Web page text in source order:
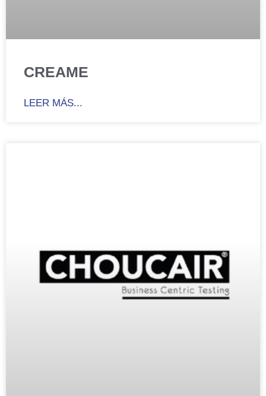
CREAME
LEER MÁS...